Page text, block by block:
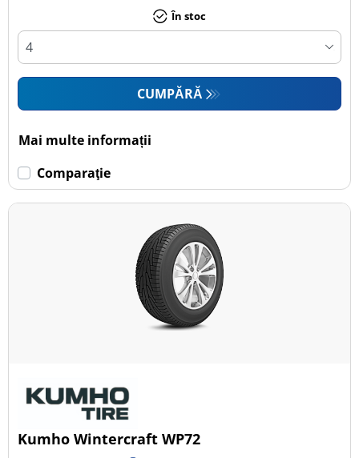
În stoc
CUMPĂRĂ
Mai multe informații
Comparaţie
Kumho Wintercraft WP72